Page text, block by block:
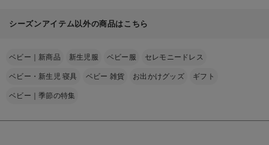
シーズンアイテム以外の商品はこちら
ベビー｜新商品 新生児服 ベビー服 セレモニードレス
ベビー・新生児 寝具 ベビー 雑貨 お出かけグッズ ギフト
ベビー｜季節の特集